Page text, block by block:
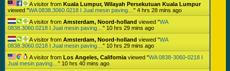
A visitor from Kuala Lumpur, Wilayah Persekutuan Kuala Lumpur
viewed "WA 0838.3060.0218 I Jual mesin paving… " 4 hrs 28 mins ago
A visitor from Amsterdam, Noord-holland viewed "WA
0838.3060.0218 I Jual mesin paving… " 10 hrs 29 mins ago
A visitor from Amsterdam, Noord-holland viewed "WA
0838.3060.0218 I Jual mesin paving… " 10 hrs 29 mins ago
A visitor from Los Angeles, California viewed "WA 0838-3060-0218 I
Jual mesin paving… " 10 hrs 40 mins ago